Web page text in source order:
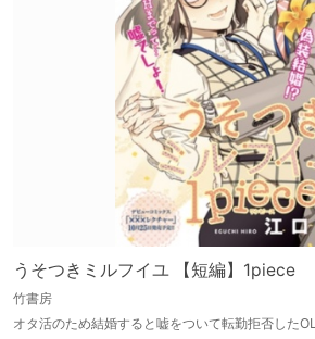
うそつきミルフイユ 【短編】1piece
竹書房
オタ活のため結婚すると嘘をついて転勤拒否したOL